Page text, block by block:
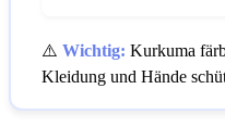
⚠️ Wichtig: Kurkuma
Kleidung und Hände